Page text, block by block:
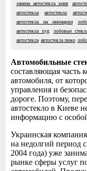
замена автостекла киев
автостекла
автостекла
автостекла на иномарки
автостекла xyg
лобовые
автостекла автостекла пежо
Автомобильные
составляющая часть
автомобиля, от
управления и
дороге. Поэтому,
автостекло в Киеве
информацию с
Украинская
на недолгий период
2004 года) уже
рынке сферы услуг